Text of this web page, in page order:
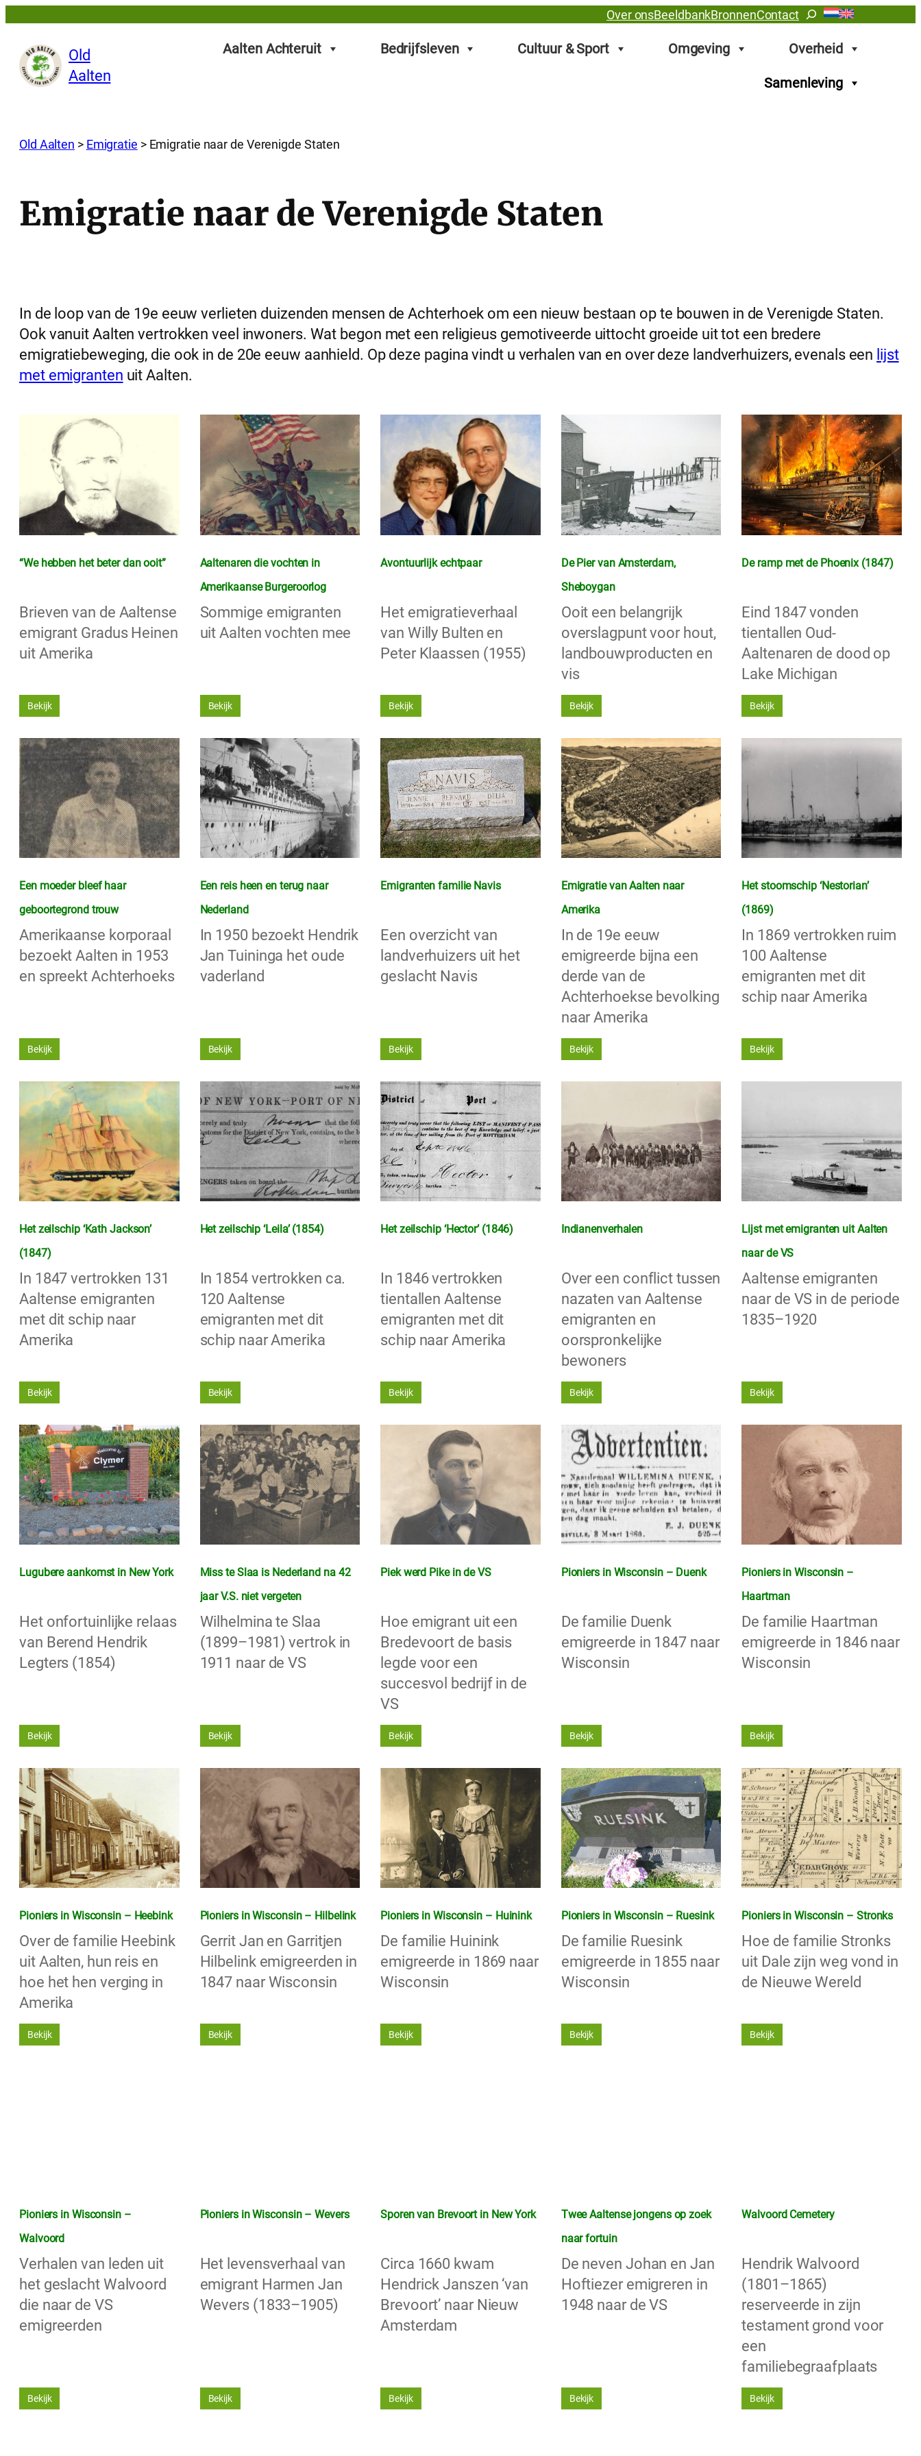
de
inhoud
Over onsBeeldbankBronnenContactZoeken
Old
Aalten
Aalten Achteruit Bedrijfsleven Cultuur & Sport Omgeving Overheid
Samenleving
Old Aalten > Emigratie > Emigratie naar de Verenigde Staten
Emigratie naar de Verenigde Staten
In de loop van de 19e eeuw verlieten duizenden mensen de Achterhoek om een nieuw bestaan op te bouwen in de Verenigde Staten.
Ook vanuit Aalten vertrokken veel inwoners. Wat begon met een religieus gemotiveerde uittocht groeide uit tot een bredere
emigratiebeweging, die ook in de 20e eeuw aanhield. Op deze pagina vindt u verhalen van en over deze landverhuizers, evenals een lijst
met emigranten uit Aalten.
“We hebben het beter dan ooit”
Brieven van de Aaltense
emigrant Gradus Heinen
uit Amerika
Bekijk
Aaltenaren die vochten in
Amerikaanse Burgeroorlog
Sommige emigranten
uit Aalten vochten mee
Bekijk
Avontuurlijk echtpaar
Het emigratieverhaal
van Willy Bulten en
Peter Klaassen (1955)
Bekijk
De Pier van Amsterdam,
Sheboygan
Ooit een belangrijk
overslagpunt voor hout,
landbouwproducten en
vis
Bekijk
De ramp met de Phoenix (1847)
Eind 1847 vonden
tientallen Oud-
Aaltenaren de dood op
Lake Michigan
Bekijk
Een moeder bleef haar
geboortegrond trouw
Amerikaanse korporaal
bezoekt Aalten in 1953
en spreekt Achterhoeks
Bekijk
Een reis heen en terug naar
Nederland
In 1950 bezoekt Hendrik
Jan Tuininga het oude
vaderland
Bekijk
Emigranten familie Navis
Een overzicht van
landverhuizers uit het
geslacht Navis
Bekijk
Emigratie van Aalten naar
Amerika
In de 19e eeuw
emigreerde bijna een
derde van de
Achterhoekse bevolking
naar Amerika
Bekijk
Het stoomschip ‘Nestorian’
(1869)
In 1869 vertrokken ruim
100 Aaltense
emigranten met dit
schip naar Amerika
Bekijk
Het zeilschip ‘Kath Jackson’
(1847)
In 1847 vertrokken 131
Aaltense emigranten
met dit schip naar
Amerika
Bekijk
Het zeilschip ‘Leila’ (1854)
In 1854 vertrokken ca.
120 Aaltense
emigranten met dit
schip naar Amerika
Bekijk
Het zeilschip ‘Hector’ (1846)
In 1846 vertrokken
tientallen Aaltense
emigranten met dit
schip naar Amerika
Bekijk
Indianenverhalen
Over een conflict tussen
nazaten van Aaltense
emigranten en
oorspronkelijke
bewoners
Bekijk
Lijst met emigranten uit Aalten
naar de VS
Aaltense emigranten
naar de VS in de periode
1835–1920
Bekijk
Lugubere aankomst in New York
Het onfortuinlijke relaas
van Berend Hendrik
Legters (1854)
Bekijk
Miss te Slaa is Nederland na 42
jaar V.S. niet vergeten
Wilhelmina te Slaa
(1899–1981) vertrok in
1911 naar de VS
Bekijk
Piek werd Pike in de VS
Hoe emigrant uit een
Bredevoort de basis
legde voor een
succesvol bedrijf in de
VS
Bekijk
Pioniers in Wisconsin – Duenk
De familie Duenk
emigreerde in 1847 naar
Wisconsin
Bekijk
Pioniers in Wisconsin –
Haartman
De familie Haartman
emigreerde in 1846 naar
Wisconsin
Bekijk
Pioniers in Wisconsin – Heebink
Over de familie Heebink
uit Aalten, hun reis en
hoe het hen verging in
Amerika
Bekijk
Pioniers in Wisconsin – Hilbelink
Gerrit Jan en Garritjen
Hilbelink emigreerden in
1847 naar Wisconsin
Bekijk
Pioniers in Wisconsin – Huinink
De familie Huinink
emigreerde in 1869 naar
Wisconsin
Bekijk
Pioniers in Wisconsin – Ruesink
De familie Ruesink
emigreerde in 1855 naar
Wisconsin
Bekijk
Pioniers in Wisconsin – Stronks
Hoe de familie Stronks
uit Dale zijn weg vond in
de Nieuwe Wereld
Bekijk
Pioniers in Wisconsin –
Walvoord
Verhalen van leden uit
het geslacht Walvoord
die naar de VS
emigreerden
Bekijk
Pioniers in Wisconsin – Wevers
Het levensverhaal van
emigrant Harmen Jan
Wevers (1833–1905)
Bekijk
Sporen van Brevoort in New York
Circa 1660 kwam
Hendrick Janszen ‘van
Brevoort’ naar Nieuw
Amsterdam
Bekijk
Twee Aaltense jongens op zoek
naar fortuin
De neven Johan en Jan
Hoftiezer emigreren in
1948 naar de VS
Bekijk
Walvoord Cemetery
Hendrik Walvoord
(1801–1865)
reserveerde in zijn
testament grond voor
een
familiebegraafplaats
Bekijk